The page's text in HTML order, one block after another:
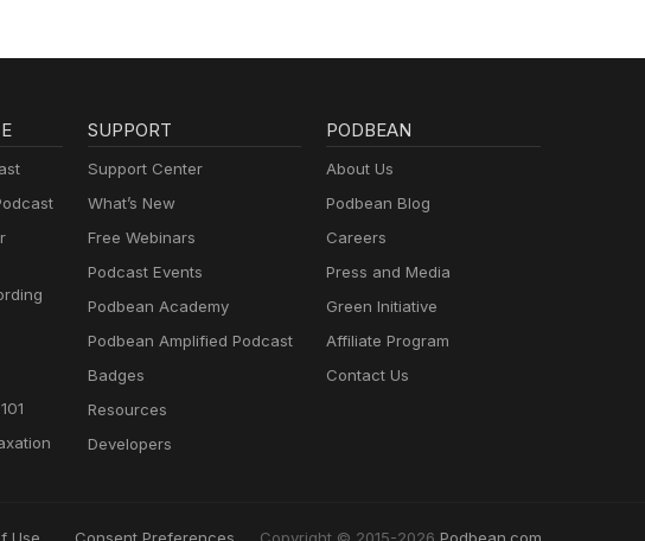
SUPPORT
Support Center
What’s New
Free Webinars
Podcast Events
Podbean Academy
Podbean Amplified Podcast
Badges
Resources
Developers
PODBEAN
About Us
Podbean Blog
Careers
Press and Media
Green Initiative
Affiliate Program
Contact Us
Use Consent Preferences Copyright © 2015-2026 Podbean.com